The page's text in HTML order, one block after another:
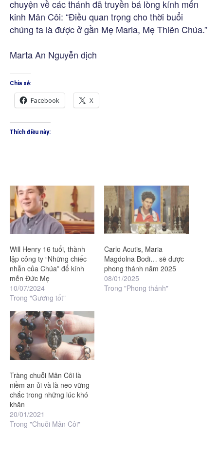
chuyện về các thánh đã truyền bá lòng kính mến
kinh Mân Côi: “Điều quan trọng cho thời buổi
chúng ta là được ở gần Mẹ Maria, Mẹ Thiên Chúa.”
Marta An Nguyễn dịch
Chia sẻ:
Facebook X
Thích điều này:
Will Henry 16 tuổi, thành
lập công ty “Những chiếc
nhẫn của Chúa” để kính
mến Đức Mẹ
10/07/2024
Trong "Gương tốt"
Carlo Acutis, Maria
Magdolna Bodi… sẽ được
phong thánh năm 2025
08/01/2025
Trong "Phong thánh"
Tràng chuỗi Mân Côi là
niềm an ủi và là neo vững
chắc trong những lúc khó
khăn
20/01/2021
Trong "Chuỗi Mân Côi"